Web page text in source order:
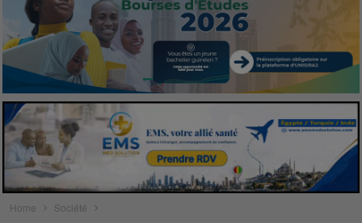
Home Société